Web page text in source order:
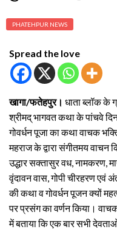
PHATEHPUR NEWS
Spread the love
खागा/फतेहपुर। धाता ब्लॉक के
श्रीमद् भागवत कथा के पांचवे
गोवर्धन पूजा का कथा वाचक
महराज के द्वारा संगीतमय वाचन
उद्धार सक्तासुर वध, नामकरण,
वृंदावन वास, गोपी चीरहरण एवं
की कथा व गोवर्धन पूजन क्यों
पर प्रसंग का वर्णन किया।
में बताया कि एक बार सभी